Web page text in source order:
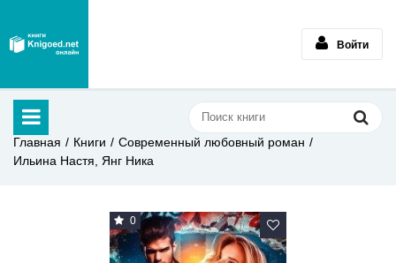
Войти
Главная Книги
Современный любовный роман
Ильина Настя, Янг Ника
0